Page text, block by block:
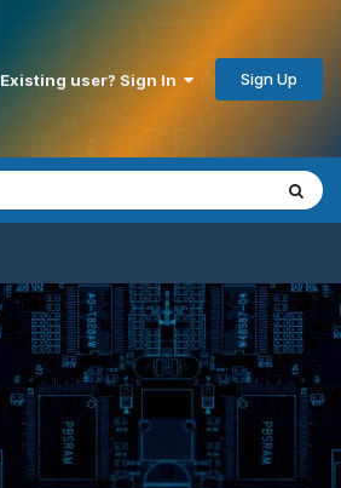
Existing user? Sign In Sign Up